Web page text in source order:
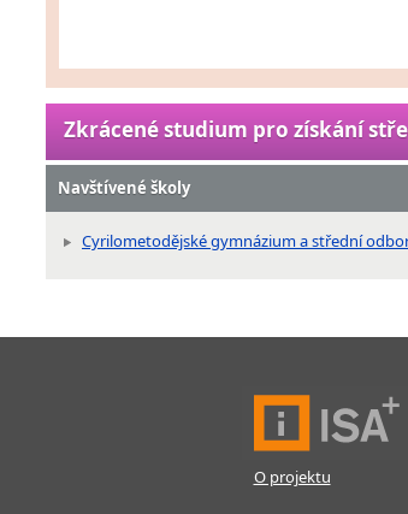
Zkrácené studium pro získání
Navštívené školy
Cyrilometodějské gymnázium a střední
O projektu